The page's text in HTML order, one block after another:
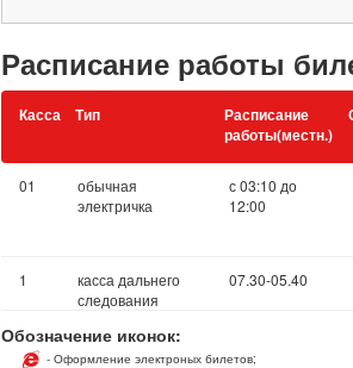
Расписание работы
Касса Тип
Расписание
работы(местн.)
01
обычная
электричка
с 03:10 до
12:00
1
касса дальнего
следования
07.30-05.40
Обозначение иконок:
- Оформление электроных билетов;